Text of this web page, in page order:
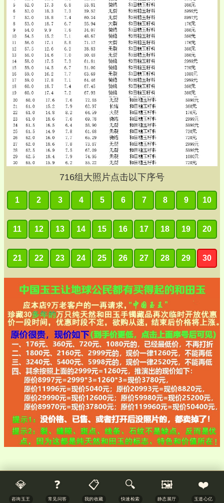
716组大照片点击以下序号
1 2 3 4 5 6 7 8 9 10
11 12 13 14 15 16 17 18 19 20
21 22 23 24 25 26 27 28 29 30
💎
咨询玉王
❓
常见问答
📋
我的收藏
🔍
快速检索
🖼️
静态展厅
❤️
玉道心亿